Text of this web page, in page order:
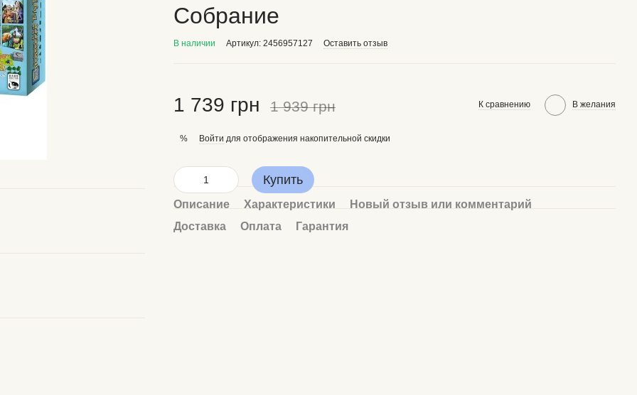
Собрание
В наличии Артикул: 2456957127 Оставить отзыв
1 739 грн 1 939 грн К сравнению В желания
% Войти для отображения накопительной скидки
Купить
Описание Характеристики
Новый отзыв или комментарий
Доставка
Оплата Гарантия